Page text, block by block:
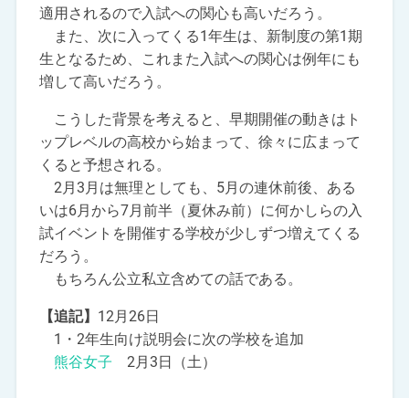
適用されるので入試への関心も高いだろう。
また、次に入ってくる1年生は、新制度の第1期
生となるため、これまた入試への関心は例年にも
増して高いだろう。
こうした背景を考えると、早期開催の動きはト
ップレベルの高校から始まって、徐々に広まって
くると予想される。
2月3月は無理としても、5月の連休前後、ある
いは6月から7月前半（夏休み前）に何かしらの入
試イベントを開催する学校が少しずつ増えてくる
だろう。
もちろん公立私立含めての話である。
【追記】 12月26日
1・2年生向け説明会に次の学校を追加
熊谷女子 2月3日（土）